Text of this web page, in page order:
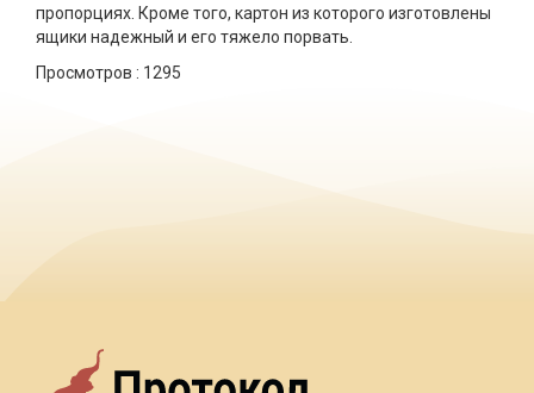
пропорциях. Кроме того, картон из которого изготовлены
ящики надежный и его тяжело порвать.
Просмотров : 1295